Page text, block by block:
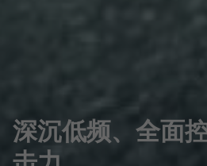
深沉低频、全面